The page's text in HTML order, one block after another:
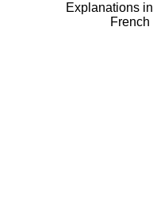
Explanations in
French